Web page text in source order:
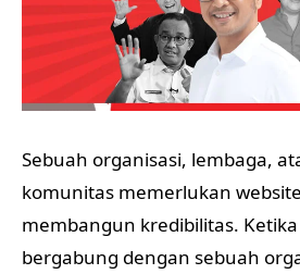
Sebuah organisasi, lembaga,
komunitas memerlukan
membangun kredibilitas.
bergabung dengan sebuah